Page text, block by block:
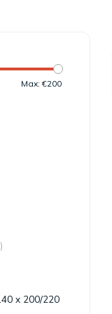
Max: €200
x 200/220